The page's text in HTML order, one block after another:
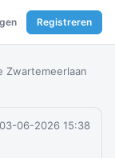
Registreren
Zwartemeerlaan
03-06-2026 15:38